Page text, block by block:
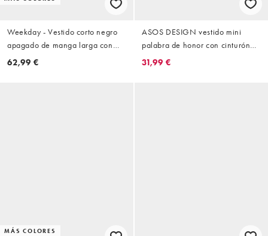
Weekday - Vestido corto negro
apagado de manga larga con
espalda abierta y bajo asimétrico
62,99 €
ASOS DESIGN vestido mini
palabra de honor con cinturón
en negro
31,99 €
MÁS COLORES